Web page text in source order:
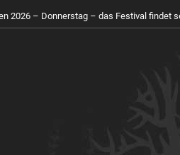
2026 – Mittwoch – der Holy Ground